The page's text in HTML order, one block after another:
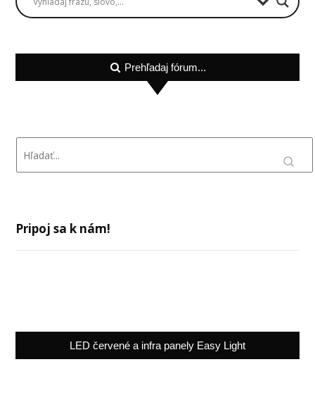
Prehľadaj fórum...
Pripoj sa k nám!
LED červené a infra panely Easy Light